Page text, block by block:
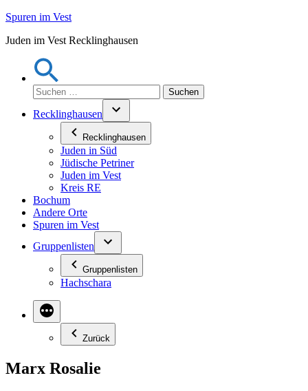
Zum
springen
Spuren im Vest
Juden im Vest Recklinghausen
Suchen
nach:
Recklinghausen
Recklinghausen
Juden in Süd
Jüdische Petriner
Juden im Vest
Kreis RE
Bochum
Andere Orte
Spuren im Vest
Gruppenlisten
Gruppenlisten
Hachschara
Zurück
Marx Rosalie